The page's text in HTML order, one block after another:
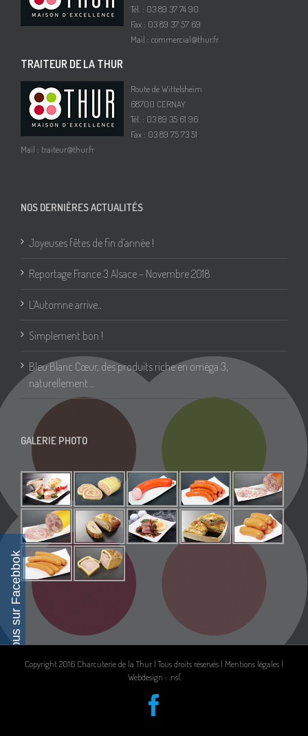
Tél. : 03 89 37 74 90
Fax : 03 89 37 57 69
Mail : commercial@thur.fr
TRAITEUR DE LA THUR
Route de Wittelsheim
68700 CERNAY
Tél. : 03 89 35 61 96
Fax : 03 89 75 73 51
Mail : traiteur@thur.fr
NOS DERNIÈRES ACTUALITÉS
Joyeuses fêtes de fin d’année !
Reportage France 3 Alsace – Novembre 2018
L’Automne arrive..
Simplement bon !
Bleu Blanc Cœur, des produits riche en oméga 3,
naturellement ..
GALERIE PHOTO
Copyright 2016 Charcuterie de la Thur | Tous droits réservés | Mentions légales |
Webdesign : .ns{
Suivez-nous sur Facebbok